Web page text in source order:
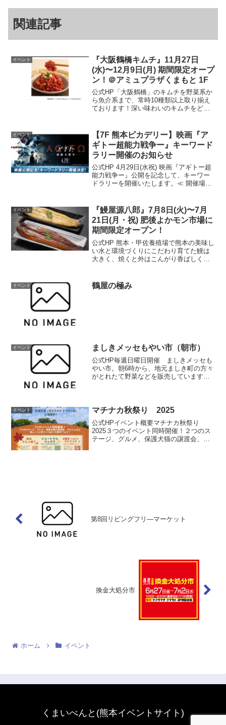
関連記事
イベント
『大阪鶴橋キムチ』11月27日
(水)〜12月9日(月) 期間限定オープ
ン！＠アミュプラザくまもと 1F
公式HP「大阪鶴橋」のキムチを野菜系か
ら魚介系まで、常時10種類以上取り揃え
ております！深い味わいのキムチをどう
くまもと 1F 南側エスカレーター横公式
HP
イベント
【7F 熊本ピカデリー】映画『ア
ギトー超能力戦争ー』キーワード
ラリー開催のお知らせ
公式HP 4月29日(水祝) 映画『アギトー超
能力戦争ー』公開を記念して、キーワー
ドラリーを開催いたします。≪ 開催場所
アミュプラザくまもと 6F 南側エスカレ...
イベント
『鰻屋源八郎』7月8日(火)〜7月
21日(月・祝) 肥後よかモン市場に
期間限定オープン！
公式HP 熊本・甲佐養殖場で熊本の美味し
い水と環境づくりにこだわり育てた鰻は
大きく、焼くと外はこんがり香ばしく、
いたします。今年の土用の丑の日は「鰻
屋源八郎」で決まり！...
イベント 鶴屋の極み
イベント ましきメッセもやい市（朝市）
公式HP毎週日曜日開催 ましきメッセも
やい市。朝6時から、地元ましき町の方々
がとれたて野菜などを販売しています。
～8時（売切れ...
イベント マチナカ秋祭り 2025
公式HPイベント概要マチナカ秋祭り
2025３つのイベント同時開催！２つのス
テージ、グルメ、保護犬猫の譲渡会、マ
第8回リビングフリ―マーケット
換金大処分市
ホーム イベント
くまいべんと(熊本イベントサイト)